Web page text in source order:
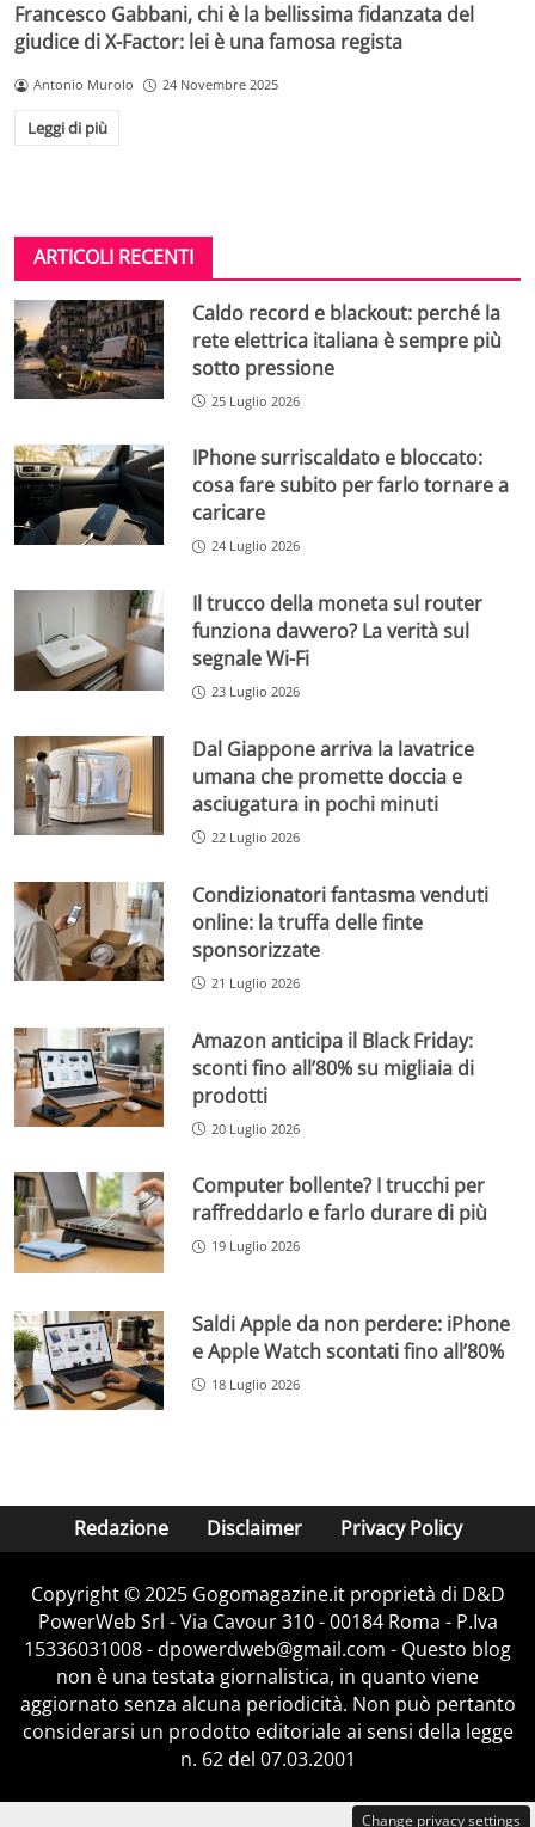
Francesco Gabbani, chi è la bellissima fidanzata del
giudice di X-Factor: lei è una famosa regista
Antonio Murolo 24 Novembre 2025
Leggi di più
ARTICOLI RECENTI
Caldo record e blackout: perché la
rete elettrica italiana è sempre più
sotto pressione
25 Luglio 2026
IPhone surriscaldato e bloccato:
cosa fare subito per farlo tornare a
caricare
24 Luglio 2026
Il trucco della moneta sul router
funziona davvero? La verità sul
segnale Wi-Fi
23 Luglio 2026
Dal Giappone arriva la lavatrice
umana che promette doccia e
asciugatura in pochi minuti
22 Luglio 2026
Condizionatori fantasma venduti
online: la truffa delle finte
sponsorizzate
21 Luglio 2026
Amazon anticipa il Black Friday:
sconti fino all’80% su migliaia di
prodotti
20 Luglio 2026
Computer bollente? I trucchi per
raffreddarlo e farlo durare di più
19 Luglio 2026
Saldi Apple da non perdere: iPhone
e Apple Watch scontati fino all’80%
18 Luglio 2026
Redazione Disclaimer Privacy Policy
Copyright © 2025 Gogomagazine.it proprietà di D&D
PowerWeb Srl - Via Cavour 310 - 00184 Roma - P.Iva
15336031008 - dpowerdweb@gmail.com - Questo blog
non è una testata giornalistica, in quanto viene
aggiornato senza alcuna periodicità. Non può pertanto
considerarsi un prodotto editoriale ai sensi della legge
n. 62 del 07.03.2001
Change privacy settings